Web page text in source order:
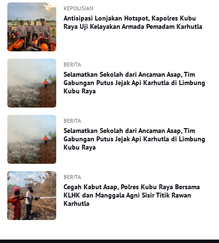
KEPOLISIAN
Antisipasi Lonjakan Hotspot, Kapolres Kubu
Raya Uji Kelayakan Armada Pemadam Karhutla
BERITA
Selamatkan Sekolah dari Ancaman Asap, Tim
Gabungan Putus Jejak Api Karhutla di Limbung
Kubu Raya
BERITA
Selamatkan Sekolah dari Ancaman Asap, Tim
Gabungan Putus Jejak Api Karhutla di Limbung
Kubu Raya
BERITA
Cegah Kabut Asap, Polres Kubu Raya Bersama
KLHK dan Manggala Agni Sisir Titik Rawan
Karhutla